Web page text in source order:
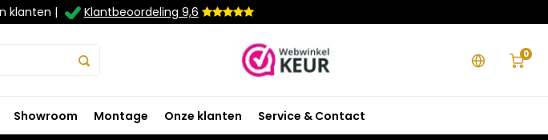
klanten | Klantbeoordeling 9,6
0
Showroom Montage Onze klanten Service & Contact